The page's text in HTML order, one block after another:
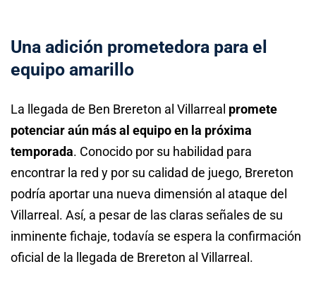
Una adición prometedora para el
equipo amarillo
La llegada de Ben Brereton al Villarreal promete
potenciar aún más al equipo en la próxima
temporada. Conocido por su habilidad para
encontrar la red y por su calidad de juego, Brereton
podría aportar una nueva dimensión al ataque del
Villarreal. Así, a pesar de las claras señales de su
inminente fichaje, todavía se espera la confirmación
oficial de la llegada de Brereton al Villarreal.